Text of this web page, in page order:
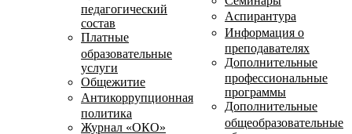
педагогический
состав
Платные
образовательные
услуги
Общежитие
Антикоррупционная
политика
Журнал «ОКО»
Аспирантура
Информация о
преподавателях
Дополнительные
профессиональные
программы
Дополнительные
общеобразовательные